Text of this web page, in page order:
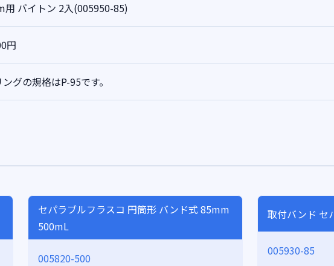
用 バイトン 2入(005950-85)
円
グの規格はP-95です。
セパラブルフラスコ 円筒形 バンド式 85mm
500mL
005820-500
取付バンド セ
005930-85